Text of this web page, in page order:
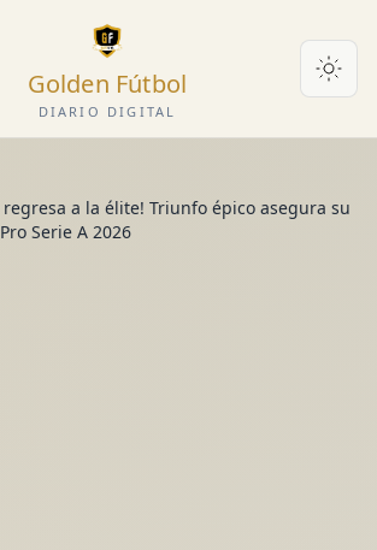
Golden Fútbol
DIARIO DIGITAL
regresa a la élite! Triunfo épico asegura su
Serie A 2026